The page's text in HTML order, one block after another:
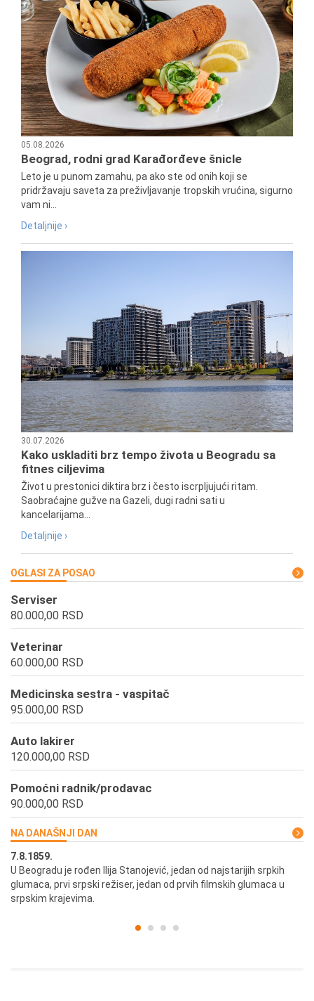
05.08.2026
Beograd, rodni grad Karađorđeve šnicle
Leto je u punom zamahu, pa ako ste od onih koji se
pridržavaju saveta za preživljavanje tropskih vrućina, sigurno
vam ni...
Detaljnije ›
30.07.2026
Kako uskladiti brz tempo života u Beogradu sa
fitnes ciljevima
Život u prestonici diktira brz i često iscrpljujući ritam.
Saobraćajne gužve na Gazeli, dugi radni sati u
kancelarijama...
Detaljnije ›
OGLASI ZA POSAO
Serviser
80.000,00 RSD
Veterinar
60.000,00 RSD
Medicinska sestra - vaspitač
95.000,00 RSD
Auto lakirer
120.000,00 RSD
Pomoćni radnik/prodavac
90.000,00 RSD
NA DANAŠNJI DAN
7.8.1859.
U Beogradu je rođen Ilija Stanojević, jedan od najstarijih srpkih
glumaca, prvi srpski režiser, jedan od prvih filmskih glumaca u
srpskim krajevima.